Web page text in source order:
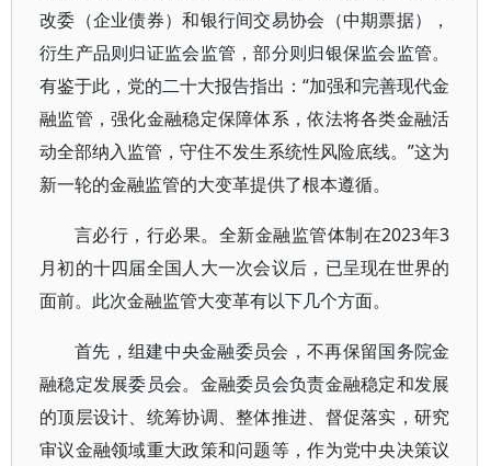
改委（企业债券）和银行间交易协会（中期票据），
衍生产品则归证监会监管，部分则归银保监会监管。
有鉴于此，党的二十大报告指出：“加强和完善现代金
融监管，强化金融稳定保障体系，依法将各类金融活
动全部纳入监管，守住不发生系统性风险底线。”这为
新一轮的金融监管的大变革提供了根本遵循。
言必行，行必果。全新金融监管体制在2023年3
月初的十四届全国人大一次会议后，已呈现在世界的
面前。此次金融监管大变革有以下几个方面。
首先，组建中央金融委员会，不再保留国务院金
融稳定发展委员会。金融委员会负责金融稳定和发展
的顶层设计、统筹协调、整体推进、督促落实，研究
审议金融领域重大政策和问题等，作为党中央决策议